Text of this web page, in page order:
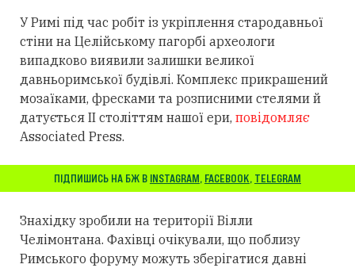
У Римі під час робіт із укріплення стародавньої
стіни на Целійському пагорбі археологи
випадково виявили залишки великої
давньоримської будівлі. Комплекс прикрашений
мозаїками, фресками та розписними стелями й
датується II століттям нашої ери, повідомляє
Associated Press.
ПІДПИШИСЬ НА БЖ В INSTAGRAM, FACEBOOK, TELEGRAM
Знахідку зробили на території Вілли
Челімонтана. Фахівці очікували, що поблизу
Римського форуму можуть зберігатися давні